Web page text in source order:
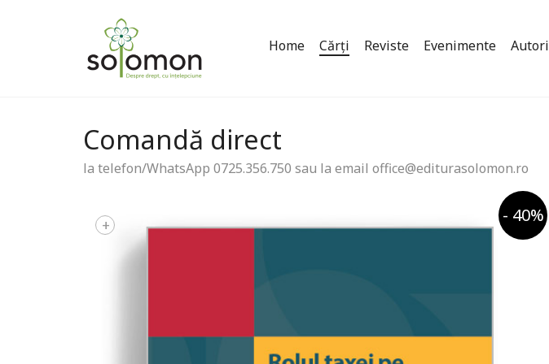
Home Cărți Reviste Evenimente Autori
Comandă direct
la telefon/WhatsApp 0725.356.750 sau la email office@editurasolomon.ro
- 40%
+